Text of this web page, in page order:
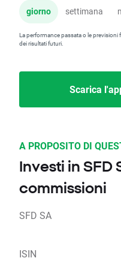
giorno settimana
La performance passata o le
dei risultati futuri.
Scarica
A PROPOSITO DI
Investi in SFD
commissioni
SFD SA
ISIN